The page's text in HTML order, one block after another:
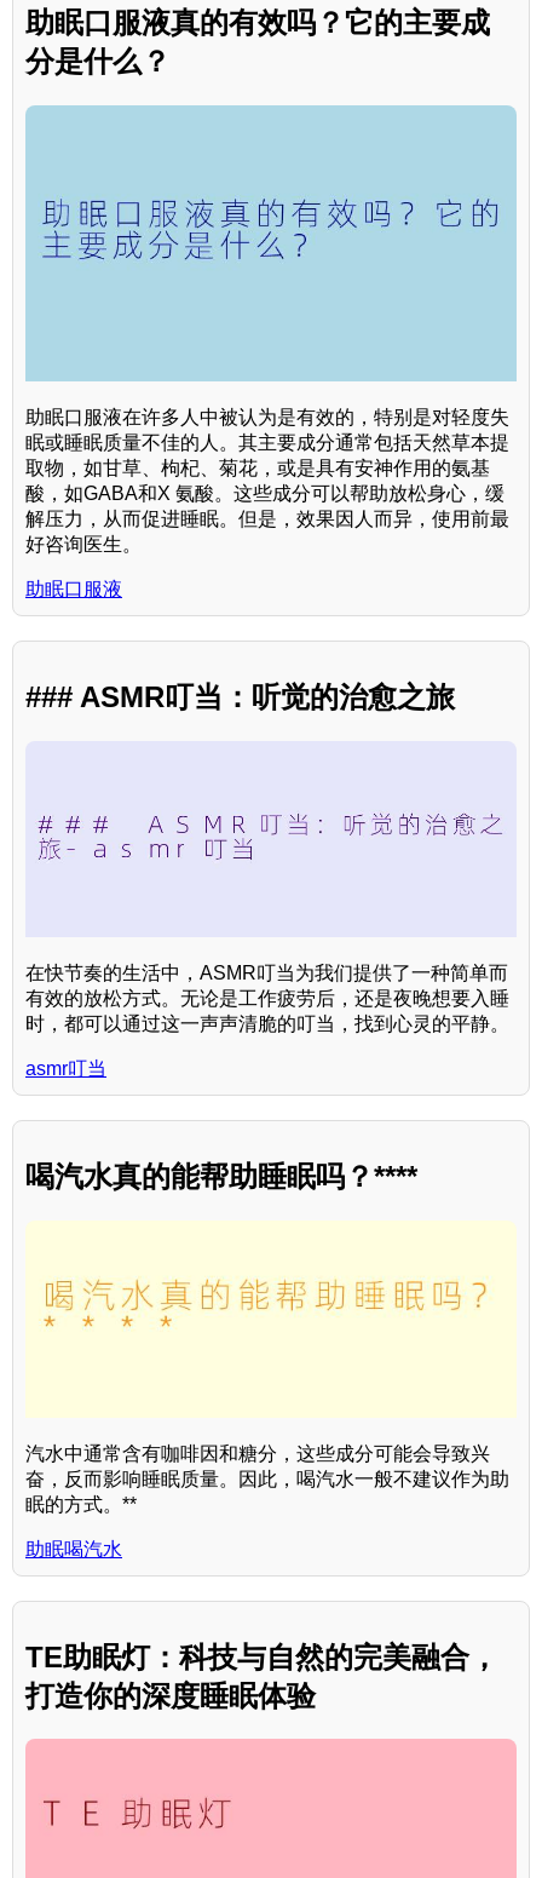
助眠口服液真的有效吗？它的主要成
分是什么？
助眠口服液在许多人中被认为是有效的，特别是对轻度失
眠或睡眠质量不佳的人。其主要成分通常包括天然草本提
取物，如甘草、枸杞、菊花，或是具有安神作用的氨基
酸，如GABA和X 氨酸。这些成分可以帮助放松身心，缓
解压力，从而促进睡眠。但是，效果因人而异，使用前最
好咨询医生。
助眠口服液
### ASMR叮当：听觉的治愈之旅
在快节奏的生活中，ASMR叮当为我们提供了一种简单而
有效的放松方式。无论是工作疲劳后，还是夜晚想要入睡
时，都可以通过这一声声清脆的叮当，找到心灵的平静。
asmr叮当
喝汽水真的能帮助睡眠吗？****
汽水中通常含有咖啡因和糖分，这些成分可能会导致兴
奋，反而影响睡眠质量。因此，喝汽水一般不建议作为助
眠的方式。**
助眠喝汽水
TE助眠灯：科技与自然的完美融合，
打造你的深度睡眠体验